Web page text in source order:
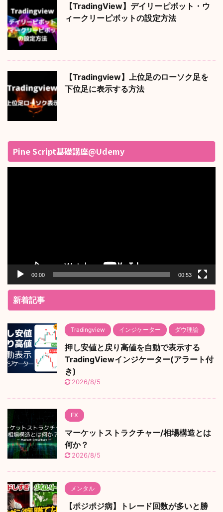
【TradingView】デイリーピボット・ウ
ィークリーピボットの設定方法
【Tradingview】上位足のローソク足を
下位足に表示する方法
Pine Script基礎講座@Udemy
00:00 00:53
新着記事
Tradingview インジケーター ダウ理論
押し安値と戻り高値を自動で表示する
TradingViewインジケーター(アラート付
き)
2026/8/5
FX
マーケットストラクチャー/相場構造とは
何か？
2026/8/5
メンタル
【ポジポジ病】トレード回数が多いと勝